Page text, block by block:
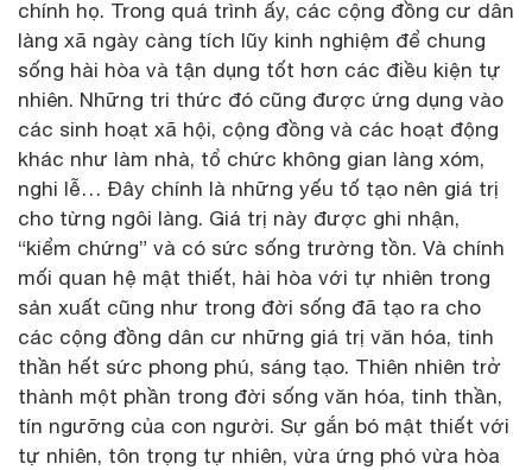
chính họ. Trong quá trình ấy, các cộng đồng cư dân
làng xã ngày càng tích lũy kinh nghiệm để chung
sống hài hòa và tận dụng tốt hơn các điều kiện tự
nhiên. Những tri thức đó cũng được ứng dụng vào
các sinh hoạt xã hội, cộng đồng và các hoạt động
khác như làm nhà, tổ chức không gian làng xóm,
nghi lễ… Đây chính là những yếu tố tạo nên giá trị
cho từng ngôi làng. Giá trị này được ghi nhận,
“kiểm chứng” và có sức sống trường tồn. Và chính
mối quan hệ mật thiết, hài hòa với tự nhiên trong
sản xuất cũng như trong đời sống đã tạo ra cho
các cộng đồng dân cư những giá trị văn hóa, tinh
thần hết sức phong phú, sáng tạo. Thiên nhiên trở
thành một phần trong đời sống văn hóa, tinh thần,
tín ngưỡng của con người. Sự gắn bó mật thiết với
tự nhiên, tôn trọng tự nhiên, vừa ứng phó vừa hòa